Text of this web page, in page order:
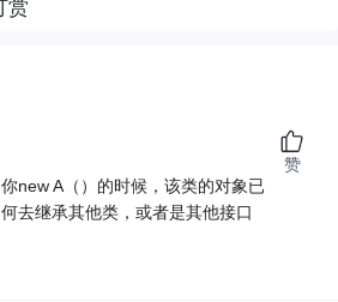
赏
new A（）的时候，该类的对象已
去继承其他类，或者是其他接口
赞